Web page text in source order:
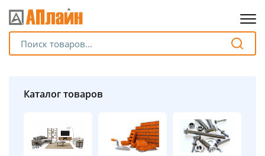
Каталог товаров
Разбейте
без переплат